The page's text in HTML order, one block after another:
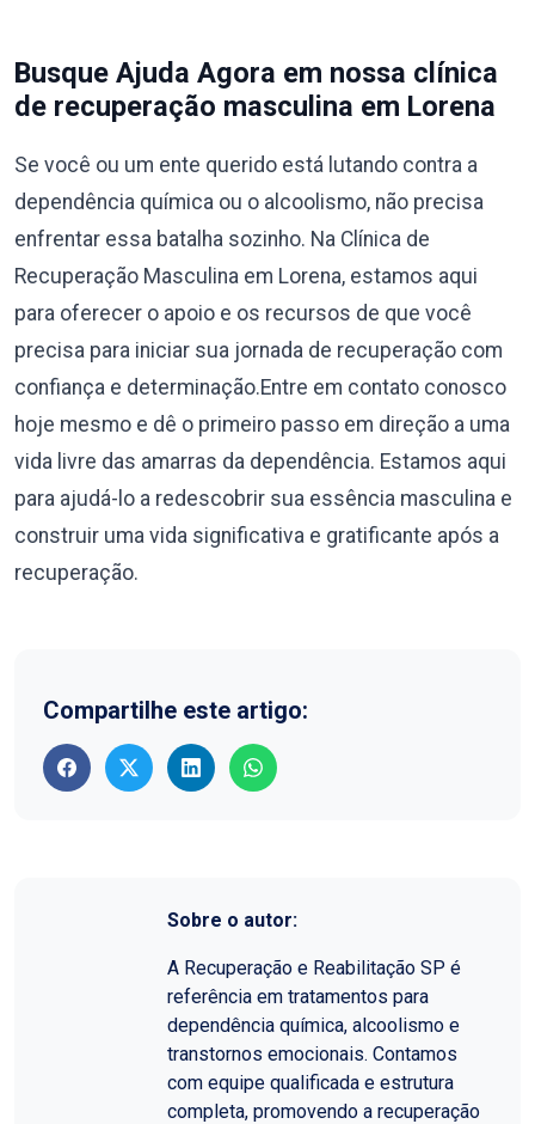
Busque Ajuda Agora em nossa clínica
de recuperação masculina em Lorena
Se você ou um ente querido está lutando contra a
dependência química ou o alcoolismo, não precisa
enfrentar essa batalha sozinho. Na Clínica de
Recuperação Masculina em Lorena, estamos aqui
para oferecer o apoio e os recursos de que você
precisa para iniciar sua jornada de recuperação com
confiança e determinação.Entre em contato conosco
hoje mesmo e dê o primeiro passo em direção a uma
vida livre das amarras da dependência. Estamos aqui
para ajudá-lo a redescobrir sua essência masculina e
construir uma vida significativa e gratificante após a
recuperação.
Compartilhe este artigo:
Sobre o autor:
A Recuperação e Reabilitação SP é
referência em tratamentos para
dependência química, alcoolismo e
transtornos emocionais. Contamos
com equipe qualificada e estrutura
completa, promovendo a recuperação